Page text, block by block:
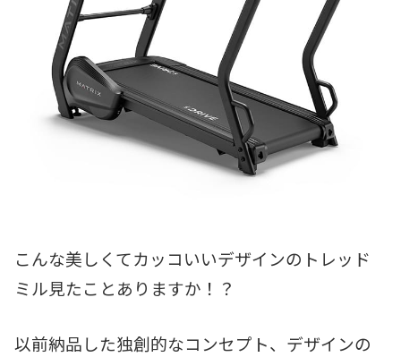
こんな美しくてカッコいいデザインのトレッド
ミル見たことありますか！？
以前納品した独創的なコンセプト、デザインの